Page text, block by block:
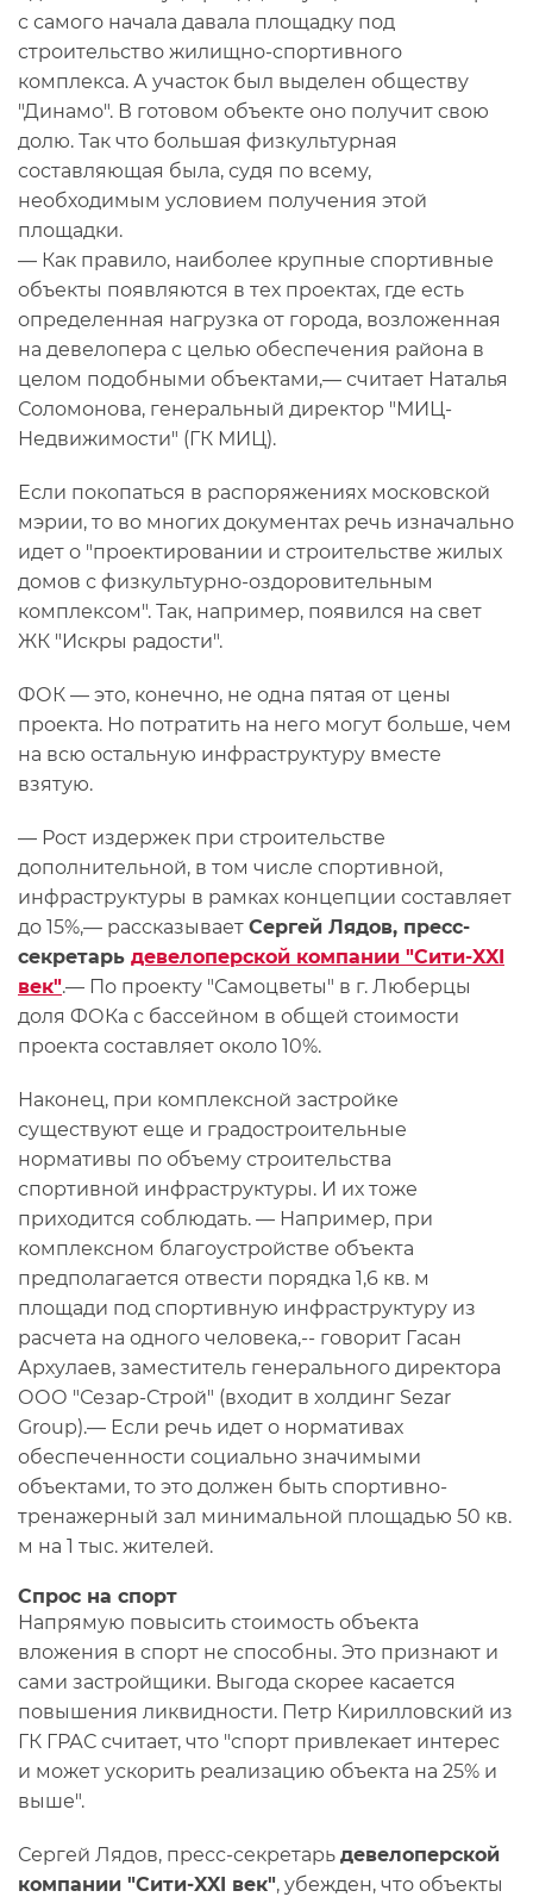
с самого начала давала площадку под
строительство жилищно-спортивного
комплекса. А участок был выделен обществу
"Динамо". В готовом объекте оно получит свою
долю. Так что большая физкультурная
составляющая была, судя по всему,
необходимым условием получения этой
площадки.
— Как правило, наиболее крупные спортивные
объекты появляются в тех проектах, где есть
определенная нагрузка от города, возложенная
на девелопера с целью обеспечения района в
целом подобными объектами,— считает Наталья
Соломонова, генеральный директор "МИЦ-
Недвижимости" (ГК МИЦ).
Если покопаться в распоряжениях московской
мэрии, то во многих документах речь изначально
идет о "проектировании и строительстве жилых
домов с физкультурно-оздоровительным
комплексом". Так, например, появился на свет
ЖК "Искры радости".
ФОК — это, конечно, не одна пятая от цены
проекта. Но потратить на него могут больше, чем
на всю остальную инфраструктуру вместе
взятую.
— Рост издержек при строительстве
дополнительной, в том числе спортивной,
инфраструктуры в рамках концепции составляет
до 15%,— рассказывает Сергей Лядов, пресс-
секретарь девелоперской компании "Сити-XXI
век".— По проекту "Самоцветы" в г. Люберцы
доля ФОКа с бассейном в общей стоимости
проекта составляет около 10%.
Наконец, при комплексной застройке
существуют еще и градостроительные
нормативы по объему строительства
спортивной инфраструктуры. И их тоже
приходится соблюдать. — Например, при
комплексном благоустройстве объекта
предполагается отвести порядка 1,6 кв. м
площади под спортивную инфраструктуру из
расчета на одного человека,-- говорит Гасан
Архулаев, заместитель генерального директора
ООО "Сезар-Строй" (входит в холдинг Sezar
Group).— Если речь идет о нормативах
обеспеченности социально значимыми
объектами, то это должен быть спортивно-
тренажерный зал минимальной площадью 50 кв.
м на 1 тыс. жителей.
Спрос на спорт
Напрямую повысить стоимость объекта
вложения в спорт не способны. Это признают и
сами застройщики. Выгода скорее касается
повышения ликвидности. Петр Кирилловский из
ГК ГРАС считает, что "спорт привлекает интерес
и может ускорить реализацию объекта на 25% и
выше".
Сергей Лядов, пресс-секретарь девелоперской
компании "Сити-XXI век", убежден, что объекты